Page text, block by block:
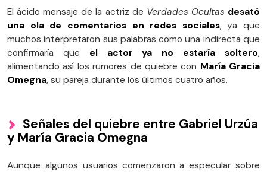
El ácido mensaje de la actriz de Verdades Ocultas desató
una ola de comentarios en redes sociales, ya que
muchos interpretaron sus palabras como una indirecta que
confirmaría que el actor ya no estaría soltero,
alimentando así los rumores de quiebre con María Gracia
Omegna, su pareja durante los últimos cuatro años.
Señales del quiebre entre Gabriel Urzúa
y María Gracia Omegna
Aunque algunos usuarios comenzaron a especular sobre